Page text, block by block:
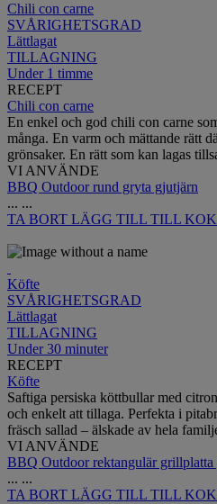
Chili con carne
SVÅRIGHETSGRAD
Lättlagat
TILLAGNING
Under 1 timme
RECEPT
Chili con carne
En enkel och god chili con carne
många. En varm och mättande rätt
grönsaker. En rätt som kan lagas
VI ANVÄNDE
BBQ Outdoor rund gryta gjutjärn
... ...
TA BORT LÄGG TILL TILL
Köfte
SVÅRIGHETSGRAD
Lättlagat
TILLAGNING
Under 30 minuter
RECEPT
Köfte
Saftiga persiska köttbullar med
och enkelt att tillaga. Perfekta i
fräsch sallad – älskade av hela
VI ANVÄNDE
BBQ Outdoor rektangulär grillplatta
... ...
TA BORT LÄGG TILL TILL